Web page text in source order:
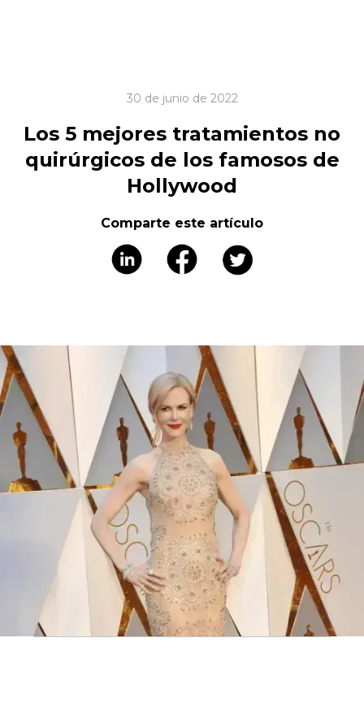
30 de junio de 2022
Los 5 mejores tratamientos no
quirúrgicos de los famosos de
Hollywood
Comparte este artículo